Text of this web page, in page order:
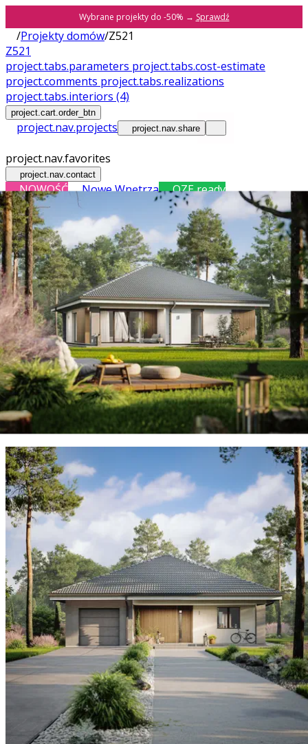
Wybrane projekty do -50% → Sprawdź
/Projekty domów/Z521
Z521
project.tabs.parameters project.tabs.cost-estimate
project.comments project.tabs.realizations
project.tabs.interiors (4)
project.cart.order_btn
project.nav.projects project.nav.share
project.nav.favorites
project.nav.contact
NOWOŚĆ Nowe Wnętrza OZE ready